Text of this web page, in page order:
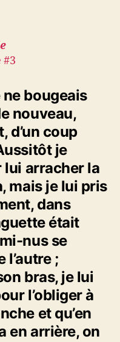
#3
bougeais
nouveau,
d’un coup
je
lui arracher la
mais je lui pris
dans
était
nus se
l’autre ;
bras, je lui
l’obliger à
et qu’en
en arrière, on